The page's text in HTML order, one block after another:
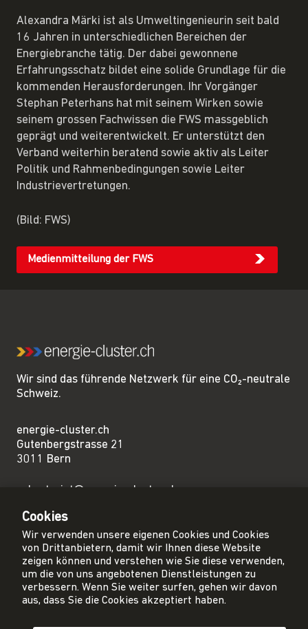
Alexandra Märki ist als Umweltingenieurin seit bald
16 Jahren in unterschiedlichen Bereichen der
Energiebranche tätig. Der dabei gewonnene
Erfahrungsschatz bildet eine solide Grundlage für die
kommenden Herausforderungen. Ihr Vorgänger
Stephan Peterhans hat mit seinem Wirken sowie
seinem grossen Fachwissen die FWS massgeblich
geprägt und weiterentwickelt. Er unterstützt den
Verband weiterhin beratend sowie aktiv als Leiter
Politik und Rahmenbedingungen sowie Leiter
Industrievertretungen.
(Bild: FWS)
Medienmitteilung der FWS
Wir sind das führende Netzwerk für eine CO₂-neutrale
Schweiz.
energie-cluster.ch
Gutenbergstrasse 21
3011 Bern
sekretariat@energie-cluster.ch
Privacy Policy
Impressum
AGB
Cookies
Wir verwenden unsere eigenen Cookies und Cookies
von Drittanbietern, damit wir Ihnen diese Website
zeigen können und verstehen wie Sie diese verwenden,
um die von uns angebotenen Dienstleistungen zu
verbessern. Wenn Sie weiter surfen, gehen wir davon
aus, dass Sie die Cookies akzeptiert haben.